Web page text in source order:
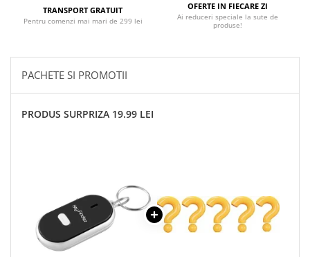
TRANSPORT GRATUIT
Pentru comenzi mai mari de 299 lei
OFERTE IN FIECARE ZI
Ai reduceri speciale la sute de
produse!
PACHETE SI PROMOTII
PRODUS SURPRIZA 19.99 LEI